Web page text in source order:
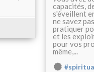
capacités,
s'éveillent
ne savez
pratiquer
et les
pour vos
même,...